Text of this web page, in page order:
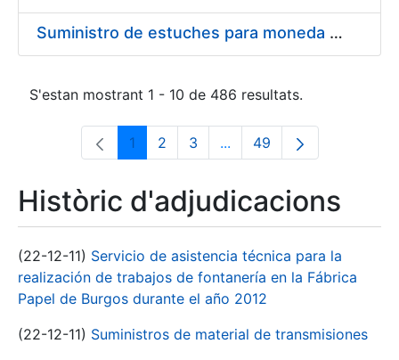
Suministro de estuches para moneda de 30 €
S'estan mostrant 1 - 10 de 486 resultats.
Pàgina
1 Pàgina
2 Pàgina
3 ...Pàgines intermèdies
Pàgina
49
Històric d'adjudicacions
(22-12-11) Servicio de asistencia técnica para la
realización de trabajos de fontanería en la Fábrica
Papel de Burgos durante el año 2012
(22-12-11) Suministros de material de transmisiones